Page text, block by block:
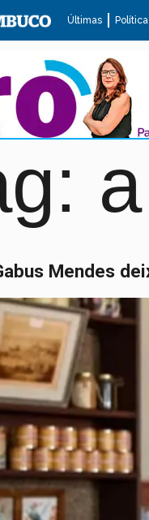
Últimas Política
Mendes